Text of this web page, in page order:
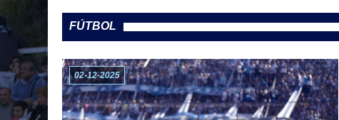
FÚTBOL
02-12-2025